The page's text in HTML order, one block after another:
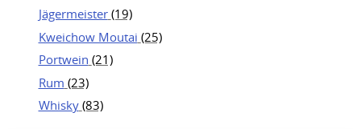
Jägermeister (19)
Kweichow Moutai (25)
Portwein (21)
Rum (23)
Whisky (83)